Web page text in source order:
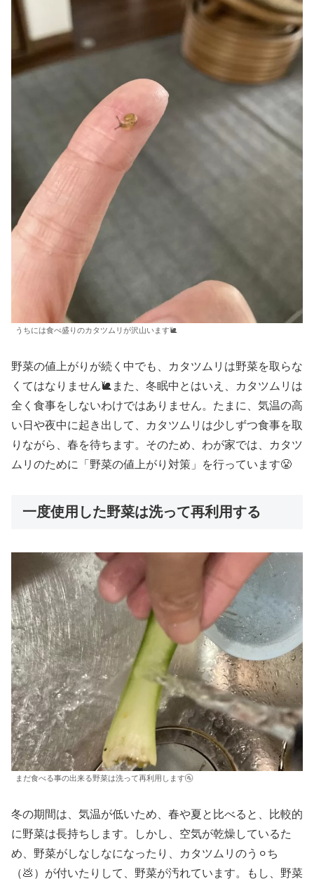
うちには食べ盛りのカタツムリが沢山います🐌
野菜の値上がりが続く中でも、カタツムリは野菜を取らな
くてはなりません🐌また、冬眠中とはいえ、カタツムリは
全く食事をしないわけではありません。たまに、気温の高
い日や夜中に起き出して、カタツムリは少しずつ食事を取
りながら、春を待ちます。そのため、わが家では、カタツ
ムリのために「野菜の値上がり対策」を行っています😤
一度使用した野菜は洗って再利用する
まだ食べる事の出来る野菜は洗って再利用します🚰
冬の期間は、気温が低いため、春や夏と比べると、比較的
に野菜は長持ちします。しかし、空気が乾燥しているた
め、野菜がしなしなになったり、カタツムリのう⚪︎ち
（💩）が付いたりして、野菜が汚れています。もし、野菜